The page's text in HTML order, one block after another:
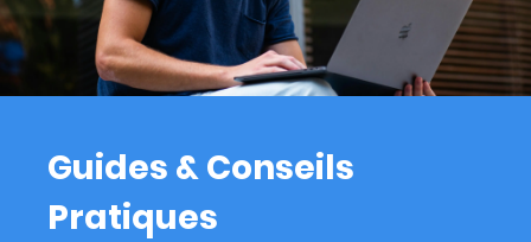
Guides & Conseils
Pratiques